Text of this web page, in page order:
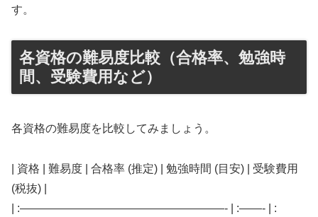
す。
各資格の難易度比較（合格率、勉強時
間、受験費用など）
各資格の難易度を比較してみましょう。
| 資格 | 難易度 | 合格率 (推定) | 勉強時間 (目安) | 受験費用
(税抜) |
| :——————————————————- | :——- | :